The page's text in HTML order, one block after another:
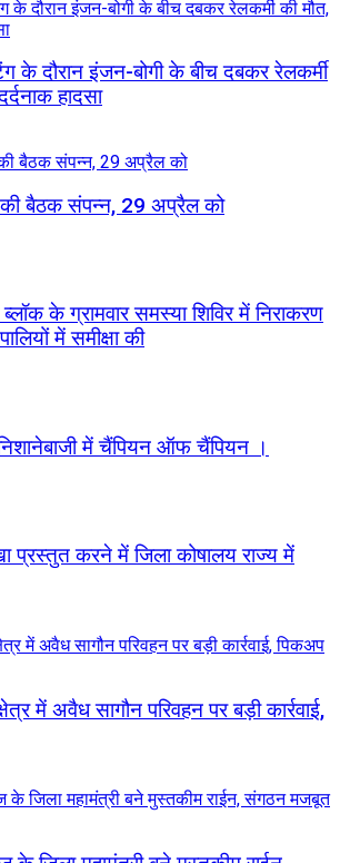
के दौरान इंजन-बोगी के बीच दबकर रेलकर्मी
हादसा
की बैठक संपन्न, 29 अप्रैल को
के ग्रामवार समस्या शिविर में निराकरण
में समीक्षा की
में चैंपियन ऑफ चैंपियन ।
प्रस्तुत करने में जिला कोषालय राज्य में
में अवैध सागौन परिवहन पर बड़ी कार्रवाई,